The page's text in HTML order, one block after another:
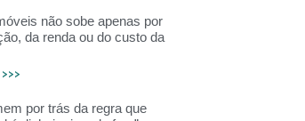
não sobe apenas por
da renda ou do custo da
por trás da regra que